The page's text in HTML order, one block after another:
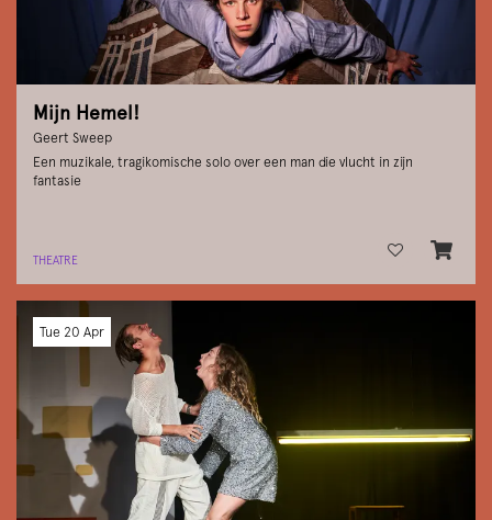
Mijn Hemel!
Geert Sweep
Een muzikale, tragikomische solo over een man die vlucht in zijn
fantasie
THEATRE
Tue 20 Apr